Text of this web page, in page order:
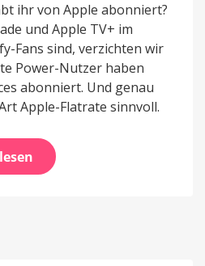
ihr von Apple abonniert?
und Apple TV+ im
Fans sind, verzichten wir
Power-Nutzer haben
abonniert. Und genau
Apple-Flatrate sinnvoll.